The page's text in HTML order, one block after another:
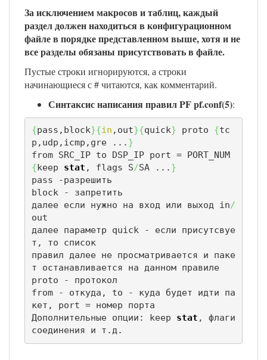
За исключением макросов и таблиц, каждый
раздел должен находиться в конфигурационном
файле в порядке представленном выше, хотя и не
все разделы обязаны присутствовать в файле.
Пустые строки игнорируются, а строки
начинающиеся с # читаются, как комментарий.
Синтаксис написания правил PF pf.conf(5):
{pass,block}{in ,out}{quick} proto {tc
p,udp,icmp,gre ... }
{ keep stat , flags S/SA ... }
pass -разрешить
block - запретить
далее если нужно на вход или выход in/
out
далее параметр quick - если присутсвуе
т, то список
правил далее не просматривается и паке
т останавливается на данном правиле
proto - протокол
from - откуда, to - куда будет идти па
кет, port = номер порта
Дополнительные опции: keep stat , флаги
соединения и т.д.